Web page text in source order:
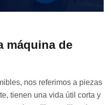
máquina de
nos referimos a piezas
tienen una vida útil corta y